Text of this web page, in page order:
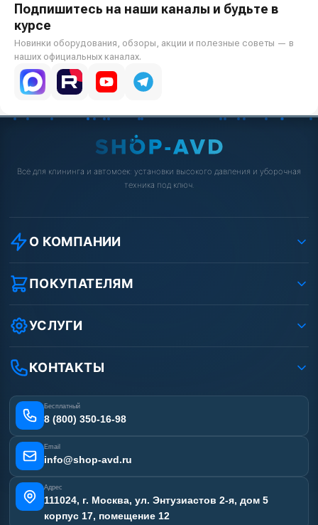
Подпишитесь на наши каналы и будьте в
курсе
Новинки оборудования, обзоры, акции и полезные советы — в
наших официальных каналах.
Всё для клининга и автомоек: установки высокого давления и уборочная
техника под ключ.
О КОМПАНИИ
О компании
Реквизиты ООО «Шоп АВД»
Защита данных клиента
Условия соглашения
Вакансии
Статьи
ПОКУПАТЕЛЯМ
Как заказать?
Оплата
Доставка
Лизинг
Получить скидку
УСЛУГИ
Услуги
Аренда АВД
Ремонт АВД
Сертификаты
Наши работы
Карта сайта
КОНТАКТЫ
Бесплатный
8 (800) 350-16-98
Email
info@shop-avd.ru
Адрес
111024, г. Москва, ул. Энтузиастов 2-я, дом 5
корпус 17, помещение 12